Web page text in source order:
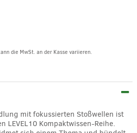
die MwSt. an der Kasse variieren.
mit fokussierten Stoßwellen ist
LEVEL10 Kompaktwissen-Reihe.